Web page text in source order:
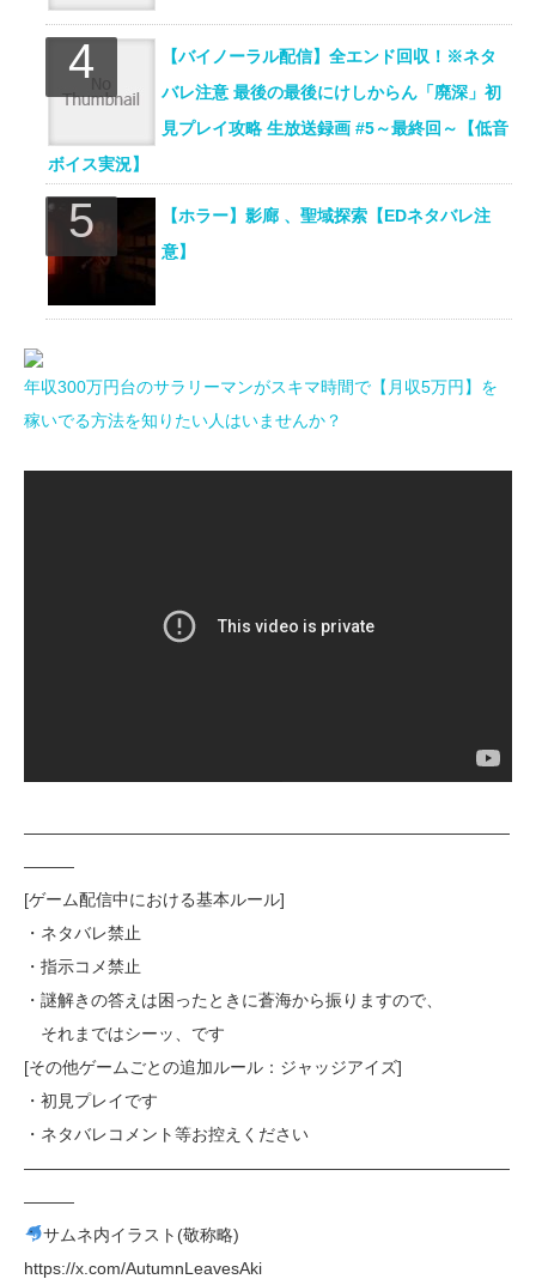
【バイノーラル配信】全エンド回収！※ネタ
バレ注意 最後の最後にけしからん「廃深」初
見プレイ攻略 生放送録画 #5～最終回～【低音
ボイス実況】
【ホラー】影廊 、聖域探索【EDネタバレ注
意】
年収300万円台のサラリーマンがスキマ時間で【月収5万円】を
稼いでる方法を知りたい人はいませんか？
—————————————————————————————
———
[ゲーム配信中における基本ルール]
・ネタバレ禁止
・指示コメ禁止
・謎解きの答えは困ったときに蒼海から振りますので、
それまではシーッ、です
[その他ゲームごとの追加ルール：ジャッジアイズ]
・初見プレイです
・ネタバレコメント等お控えください
—————————————————————————————
———
サムネ内イラスト(敬称略)
https://x.com/AutumnLeavesAki